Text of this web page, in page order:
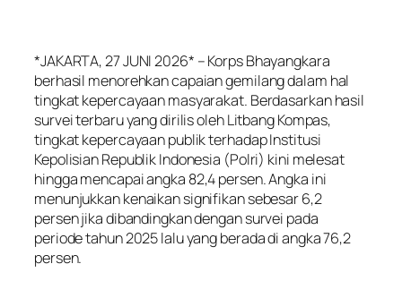
*JAKARTA, 27 JUNI 2026* – Korps Bhayangkara
berhasil menorehkan capaian gemilang dalam hal
tingkat kepercayaan masyarakat. Berdasarkan hasil
survei terbaru yang dirilis oleh Litbang Kompas,
tingkat kepercayaan publik terhadap Institusi
Kepolisian Republik Indonesia (Polri) kini melesat
hingga mencapai angka 82,4 persen. Angka ini
menunjukkan kenaikan signifikan sebesar 6,2
persen jika dibandingkan dengan survei pada
periode tahun 2025 lalu yang berada di angka 76,2
persen.